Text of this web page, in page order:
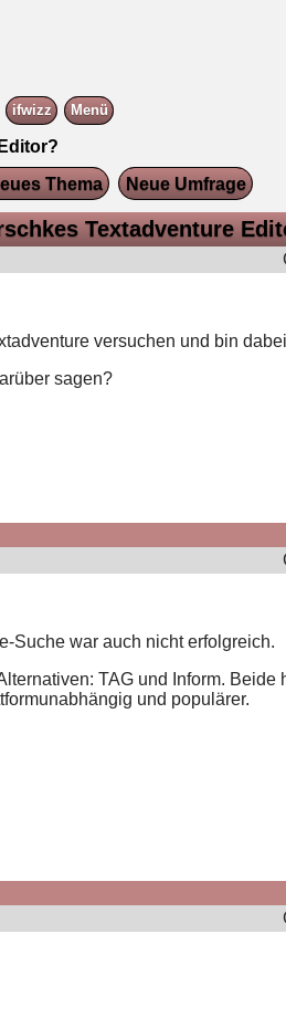
ifwizz Menü
Thema Neue Umfrage
Textadventure
versuchen und bin
sagen?
Suche war auch nicht erfolgreich.
TAG und Inform.
und populärer.